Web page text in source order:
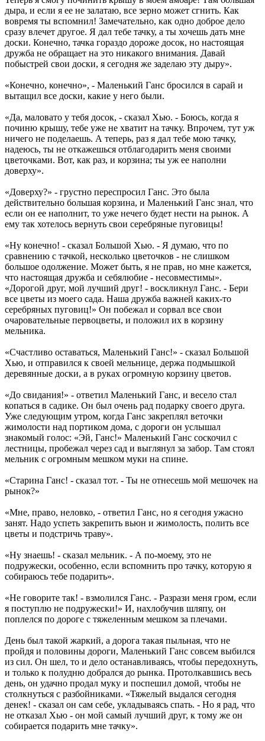
дыра, и если я ее не залатаю, все зерно может сгнить. Как
вовремя ты вспомнил! Замечательно, как одно доброе дело
сразу влечет другое. Я дал тебе тачку, а ты хочешь дать мне
доски. Конечно, тачка гораздо дороже досок, но настоящая
дружба не обращает на это никакого внимания. Давай
побыстрей свои доски, я сегодня же заделаю эту дыру».
«Конечно, конечно», - Маленький Ганс бросился в сарай и
вытащил все доски, какие у него были.
«Да, маловато у тебя досок, - сказал Хью. - Боюсь, когда я
починю крышу, тебе уже не хватит на тачку. Впрочем, тут уж
ничего не поделаешь. А теперь, раз я дал тебе мою тачку,
надеюсь, ты не откажешься отблагодарить меня своими
цветочками. Вот, как раз, и корзина; ты уж ее наполни
доверху».
«Доверху?» - грустно переспросил Ганс. Это была
действительно большая корзина, и Маленький Ганс знал, что
если он ее наполнит, то уже нечего будет нести на рынок. А
ему так хотелось вернуть свои серебряные пуговицы!
«Ну конечно! - сказал Большой Хью. - Я думаю, что по
сравнению с тачкой, несколько цветочков - не слишком
большое одолжение. Может быть, я не прав, но мне кажется,
что настоящая дружба и себялюбие - несовместимы».
«Дорогой друг, мой лучший друг! - воскликнул Ганс. - Бери
все цветы из моего сада. Наша дружба важней каких-то
серебряных пуговиц!» Он побежал и сорвал все свои
очаровательные первоцветы, и положил их в корзину
мельника.
«Счастливо оставаться, Маленький Ганс!» - сказал Большой
Хью, и отправился к своей мельнице, держа подмышкой
деревянные доски, а в руках огромную корзину цветов.
«До свидания!» - ответил Маленький Ганс, и весело стал
копаться в садике. Он был очень рад подарку своего друга.
Уже следующим утром, когда Ганс закреплял веточки
жимолости над портиком дома, с дороги он услышал
знакомый голос: «Эй, Ганс!» Маленький Ганс соскочил с
лестницы, пробежал через сад и выглянул за забор. Там стоял
мельник с огромным мешком муки на спине.
«Старина Ганс! - сказал тот. - Ты не отнесешь мой мешочек на
рынок?»
«Мне, право, неловко, - ответил Ганс, но я сегодня ужасно
занят. Надо успеть закрепить вьюн и жимолость, полить все
цветы и подстричь траву».
«Ну знаешь! - сказал мельник. - А по-моему, это не
подружески, особенно, если вспомнить про тачку, которую я
собираюсь тебе подарить».
«Не говорите так! - взмолился Ганс. - Разрази меня гром, если
я поступлю не подружески!» И, нахлобучив шляпу, он
поплелся по дороге с тяжеленным мешком за плечами.
День был такой жаркий, а дорога такая пыльная, что не
пройдя и половины дороги, Маленький Ганс совсем выбился
из сил. Он шел, то и дело останавливаясь, чтобы передохнуть,
и только к полудню добрался до рынка. Протолкавшись весь
день, он удачно продал муку и поспешил домой, чтобы не
столкнуться с разбойниками. «Тяжелый выдался сегодня
денек! - сказал он сам себе, укладываясь спать. - Но я рад, что
не отказал Хью - он мой самый лучший друг, к тому же он
собирается подарить мне тачку».